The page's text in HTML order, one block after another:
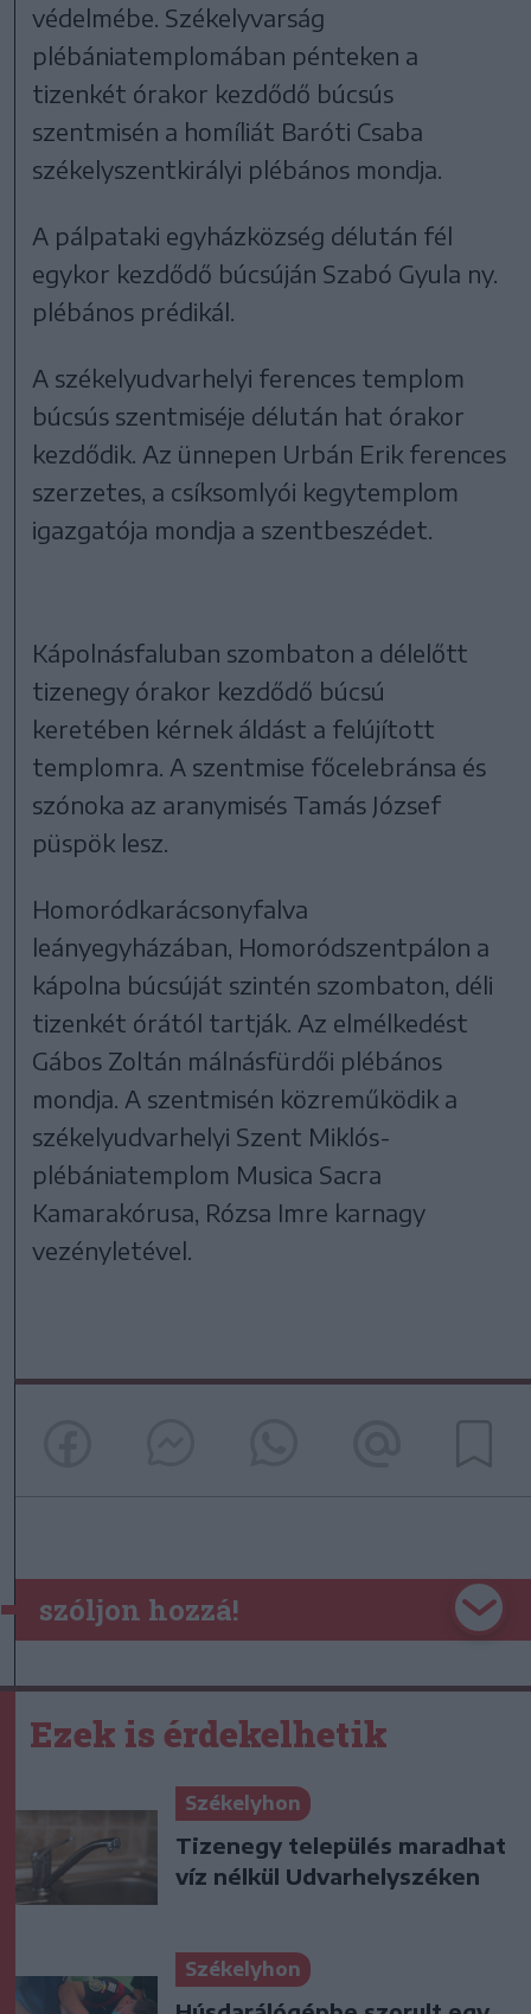
védelmébe. Székelyvarság
plébániatemplomában pénteken a
tizenkét órakor kezdődő búcsús
szentmisén a homíliát Baróti Csaba
székelyszentkirályi plébános mondja.
A pálpataki egyházközség délután fél
egykor kezdődő búcsúján Szabó Gyula ny.
plébános prédikál.
A székelyudvarhelyi ferences templom
búcsús szentmiséje délután hat órakor
kezdődik. Az ünnepen Urbán Erik ferences
szerzetes, a csíksomlyói kegytemplom
igazgatója mondja a szentbeszédet.
Kápolnásfaluban szombaton a délelőtt
tizenegy órakor kezdődő búcsú
keretében kérnek áldást a felújított
templomra. A szentmise főcelebránsa és
szónoka az aranymisés Tamás József
püspök lesz.
Homoródkarácsonyfalva
leányegyházában, Homoródszentpálon a
kápolna búcsúját szintén szombaton, déli
tizenkét órától tartják. Az elmélkedést
Gábos Zoltán málnásfürdői plébános
mondja. A szentmisén közreműködik a
székelyudvarhelyi Szent Miklós-
plébániatemplom Musica Sacra
Kamarakórusa, Rózsa Imre karnagy
vezényletével.
szóljon hozzá!
Ezek is érdekelhetik
Székelyhon
Tizenegy település maradhat
víz nélkül Udvarhelyszéken
Székelyhon